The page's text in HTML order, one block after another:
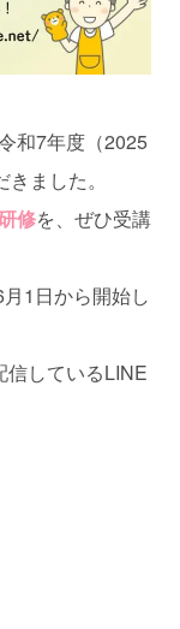
和7年度（2025
ました。
修を、ぜひ受講
1日から開始し
信しているLINE